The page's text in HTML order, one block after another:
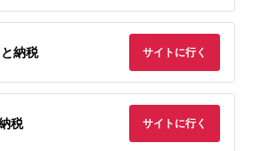
納税 サイトに行く
税 サイトに行く